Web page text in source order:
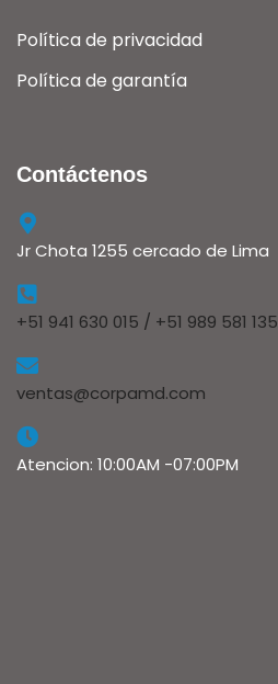
Política de privacidad
Política de garantía
Contáctenos
Jr Chota 1255 cercado de Lima
+51 941 630 015 / +51 989 581 135
ventas@corpamd.com
Atencion: 10:00AM -07:00PM